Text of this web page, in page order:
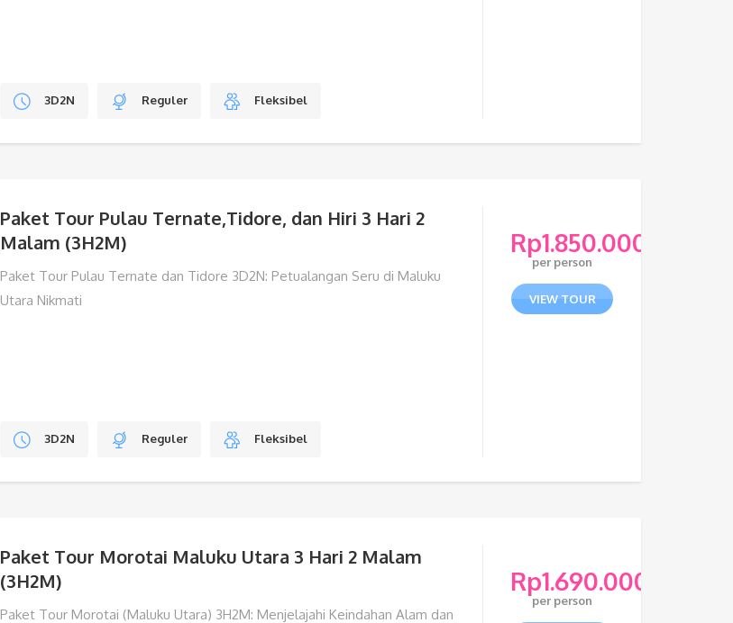
3D2N Reguler Fleksibel
Paket Tour Pulau Ternate,Tidore, dan Hiri 3 Hari 2
Malam (3H2M)
Paket Tour Pulau Ternate dan Tidore 3D2N: Petualangan Seru di Maluku
Utara Nikmati
Rp1.850.000
per person
VIEW TOUR
3D2N Reguler Fleksibel
Paket Tour Morotai Maluku Utara 3 Hari 2 Malam
(3H2M)
Paket Tour Morotai (Maluku Utara) 3H2M: Menjelajahi Keindahan Alam dan
Rp1.690.000
per person